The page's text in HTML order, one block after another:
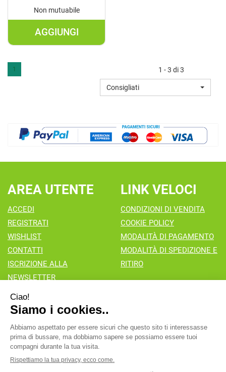
Non mutuabile
AGGIUNGI
AGGIUNGI SANOTINT
1 1 - 3 di 3
Consigliati
AREA UTENTE
ACCEDI
REGISTRATI
WISHLIST
CONTATTI
ISCRIZIONE ALLA
NEWSLETTER
LINK VELOCI
CONDIZIONI DI VENDITA
COOKIE POLICY
MODALITÀ DI PAGAMENTO
MODALITÀ DI SPEDIZIONE E
RITIRO
20069 Vaprio d'Adda (MI)
info@farmaciavalaperta.it|Tel.: 02 90 94 880| P.Iva:
02849010166 | Numero R.E.A.: